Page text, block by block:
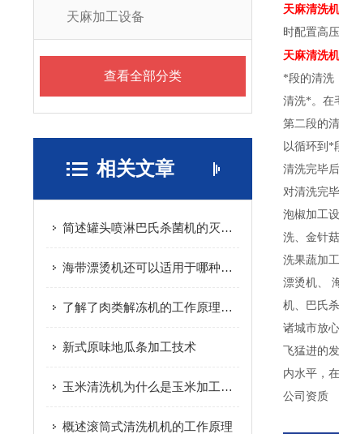
天麻加工设备
查看全部分类
相关文章
简述罐头喷淋巴氏杀菌机的灭菌过程
海带漂烫机还可以适用于哪种果蔬的加工使用
了解了肉类解冻机的工作原理才能更好的使用它
新式原味地瓜条加工技术
玉米清洗机为什么是玉米加工设备中的重要环节
概述滚筒式清洗机机的工作原理
天麻清洗
时配置高
天麻清洗
*段的清洗
清洗*。在
第二段的
以循环到*
清洗完毕
对清洗完
泡椒加工
洗、金针
洗果蔬加
漂烫机、
机、巴氏
诸城市放
飞猛进的
内水平，
公司资质